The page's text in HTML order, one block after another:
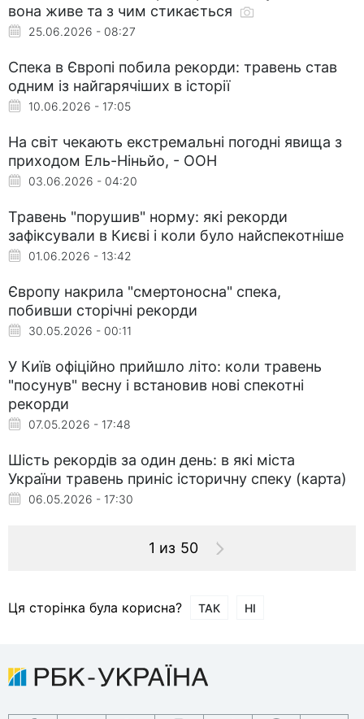
вона живе та з чим стикається
25.06.2026 - 08:27
Спека в Європі побила рекорди: травень став
одним із найгарячіших в історії
10.06.2026 - 17:05
На світ чекають екстремальні погодні явища з
приходом Ель-Ніньйо, - ООН
03.06.2026 - 04:20
Травень "порушив" норму: які рекорди
зафіксували в Києві і коли було найспекотніше
01.06.2026 - 13:42
Європу накрила "смертоносна" спека,
побивши сторічні рекорди
30.05.2026 - 00:11
У Київ офіційно прийшло літо: коли травень
"посунув" весну і встановив нові спекотні
рекорди
07.05.2026 - 17:48
Шість рекордів за один день: в які міста
України травень приніс історичну спеку (карта)
06.05.2026 - 17:30
1 из 50
Ця сторінка була корисна? ТАК НІ